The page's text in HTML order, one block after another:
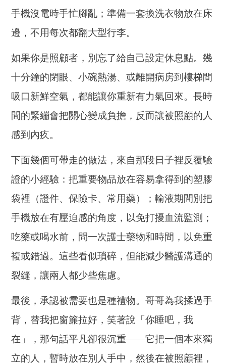
手機沒電時手忙腳亂；準備一套換洗衣物放在床
邊，不用每次都翻大型行李。
如果你是照顧者，別忘了給自己設定休息點。幾
十分鐘的閉眼、小碗熱湯、或離開病房到樓梯間
吸口新鮮空氣，都能讓你重新有力氣回來。長時
間的緊繃會把關心變成負擔，反而讓被照顧的人
感到內疚。
下面幾個可帶走的做法，來自那段日子裡反覆驗
證的小經驗：把重要物品放在容易拿得到的塑膠
袋裡（證件、保險卡、常用藥）；輸液期間別把
手機放在有壓迫感的角度，以免打擾血流監測；
吃藥或喝水前，問一次護士藥物和時間，以免重
複或錯過。這些看似瑣碎，但能減少醫護溝通的
裂縫，讓兩人都少些焦慮。
最後，承認被需要也是種禮物。哥哥為我揉過手
背，替我把窗簾拉好，笑著說「你睡吧，我
在」，那句話平凡卻很沉重——它把一個本來獨
立的人，暫時放在別人手中，然後在被照顧裡，